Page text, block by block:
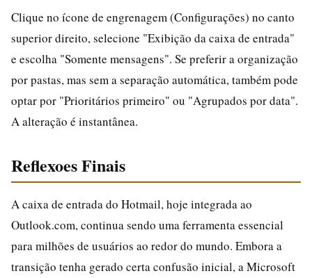
Clique no ícone de engrenagem (Configurações) no canto
superior direito, selecione "Exibição da caixa de entrada"
e escolha "Somente mensagens". Se preferir a organização
por pastas, mas sem a separação automática, também pode
optar por "Prioritários primeiro" ou "Agrupados por data".
A alteração é instantânea.
Reflexoes Finais
A caixa de entrada do Hotmail, hoje integrada ao
Outlook.com, continua sendo uma ferramenta essencial
para milhões de usuários ao redor do mundo. Embora a
transição tenha gerado certa confusão inicial, a Microsoft